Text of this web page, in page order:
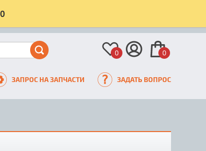
0 0
ЗАПРОС НА ЗАПЧАСТИ ЗАДАТЬ ВОПРОС